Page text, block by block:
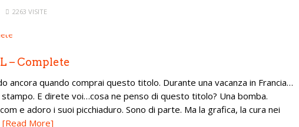
2263 VISITE
– Complete
ancora quando comprai questo titolo. Durante una vacanza in Francia…
E direte voi…cosa ne penso di questo titolo? Una bomba.
e adoro i suoi picchiaduro. Sono di parte. Ma la grafica, la cura nei
[Read More]